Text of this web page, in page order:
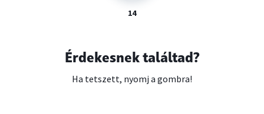
Érdekesnek találtad?
Ha tetszett, nyomj a gombra!
14